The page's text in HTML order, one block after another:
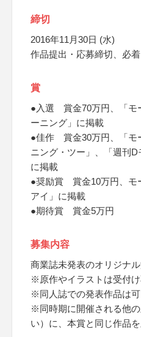
締切
2016年11月30日 (水)
作品提出・応募締切、必着
賞
●入選 賞金70万円、「モ
ーニング」に掲載
●佳作 賞金30万円、「モ
ニング・ツー」、「週刊
に掲載
●奨励賞 賞金10万円、モ
アイ」に掲載
●期待賞 賞金5万円
募集内容
商業誌未発表のオリジナ
※原作やイラストは受付
※同人誌での発表作品は可
※同時期に開催される他
い）に、本賞と同じ作品